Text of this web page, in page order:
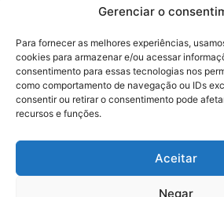
Gerenciar o
Para fornecer as melhores experiências,
cookies para armazenar e/ou acessar
consentimento para essas tecnologias nos
como comportamento de navegação ou IDs
consentir ou retirar o consentimento pode
recursos e funções.
Aceitar
Negar
E-mail:
Telefone: (82) 9 9691-
Responsável Técnico:
Rua do Sau - Centro -
© 2022 - 2026 Alagoas Brasil